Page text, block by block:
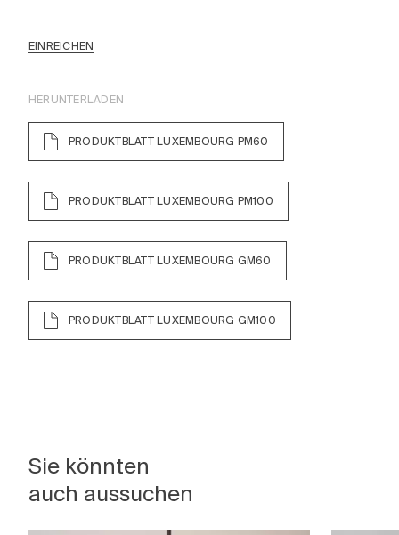
EINREICHEN
HERUNTERLADEN
PRODUKTBLATT LUXEMBOURG PM60
PRODUKTBLATT LUXEMBOURG PM100
PRODUKTBLATT LUXEMBOURG GM60
PRODUKTBLATT LUXEMBOURG GM100
Sie könnten
auch aussuchen